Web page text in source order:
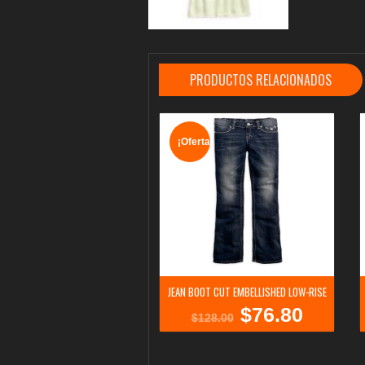
PRODUCTOS RELACIONADOS
¡Oferta!
JEAN BOOT CUT EMBELLISHED LOW-RISE
$128.00
El
$76.80El